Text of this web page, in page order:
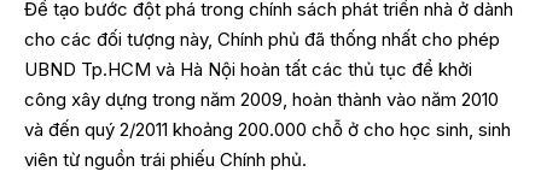
Để tạo bước đột phá trong chính sách phát triển nhà ở dành
cho các đối tượng này, Chính phủ đã thống nhất cho phép
UBND Tp.HCM và Hà Nội hoàn tất các thủ tục để khởi
công xây dựng trong năm 2009, hoàn thành vào năm 2010
và đến quý 2/2011 khoảng 200.000 chỗ ở cho học sinh, sinh
viên từ nguồn trái phiếu Chính phủ.